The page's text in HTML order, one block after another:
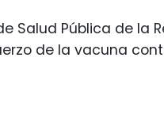
Salud Pública de la
de la vacuna